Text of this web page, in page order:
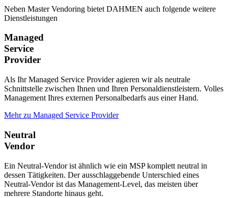
Neben Master Vendoring bietet DAHMEN auch folgende weitere
Dienstleistungen
Managed
Service
Provider
Als Ihr Managed Service Provider agieren wir als neutrale
Schnittstelle zwischen Ihnen und Ihren Personaldienstleistern. Volles
Management Ihres externen Personalbedarfs aus einer Hand.
Mehr zu Managed Service Provider
Neutral
Vendor
Ein Neutral-Vendor ist ähnlich wie ein MSP komplett neutral in
dessen Tätigkeiten. Der ausschlaggebende Unterschied eines
Neutral-Vendor ist das Management-Level, das meisten über
mehrere Standorte hinaus geht.